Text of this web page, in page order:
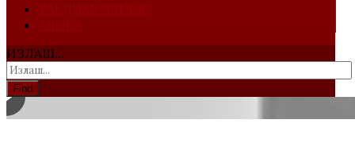
ИЗЛАШ...
Find